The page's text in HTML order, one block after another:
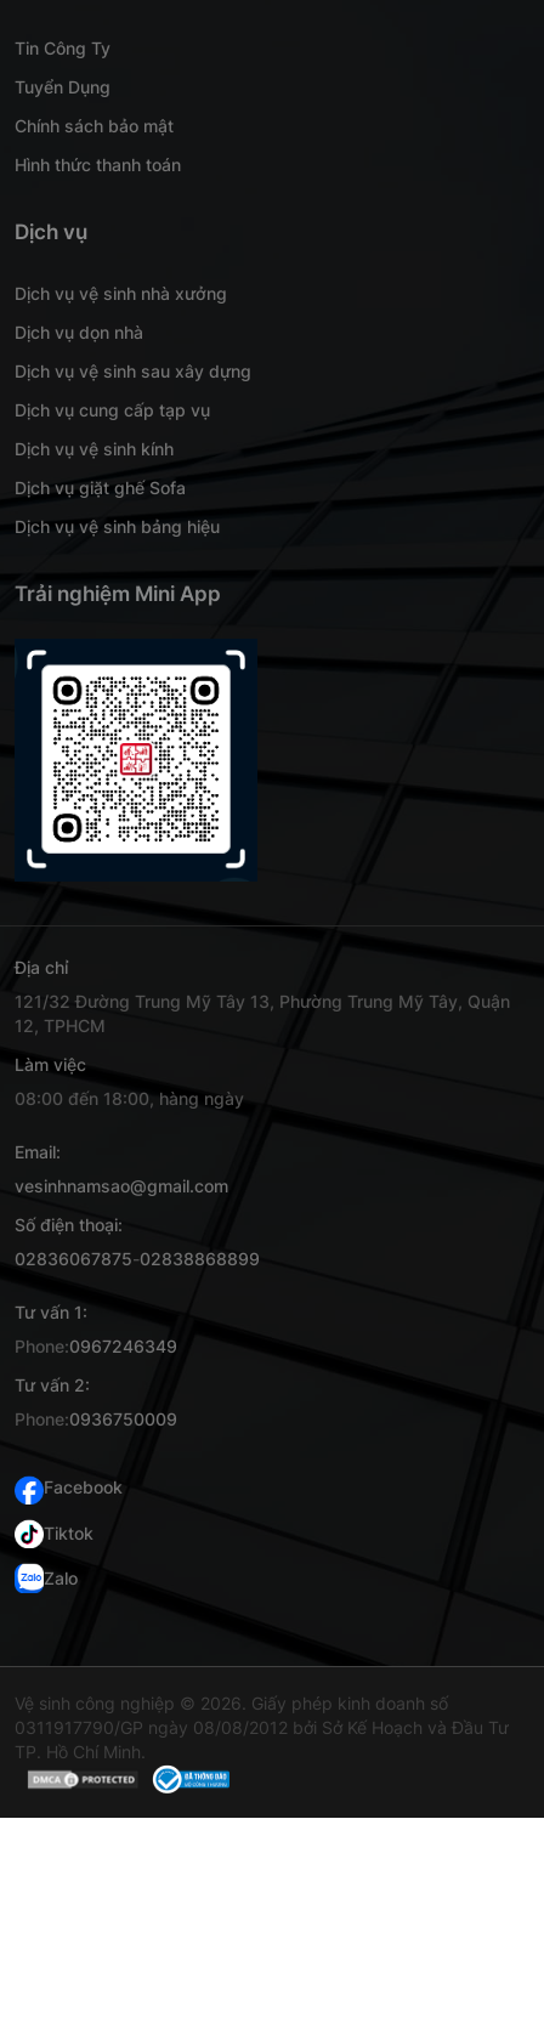
Tin Công Ty
Tuyển Dụng
Chính sách bảo mật
Hình thức thanh toán
Dịch vụ
Dịch vụ vệ sinh nhà xưởng
Dịch vụ dọn nhà
Dịch vụ vệ sinh sau xây dựng
Dịch vụ cung cấp tạp vụ
Dịch vụ vệ sinh kính
Dịch vụ giặt ghế Sofa
Dịch vụ vệ sinh bảng hiệu
Trải nghiệm Mini App
Địa chỉ
121/32 Đường Trung Mỹ Tây 13, Phường Trung Mỹ Tây, Quận
12, TPHCM
Làm việc
08:00 đến 18:00, hàng ngày
Email:
vesinhnamsao@gmail.com
Số điện thoại:
02836067875-02838868899
Tư vấn 1:
Phone:0967246349
Tư vấn 2:
Phone:0936750009
Facebook
Tiktok
Zalo
Vệ sinh công nghiệp © 2026. Giấy phép kinh doanh số
0311917790/GP ngày 08/08/2012 bởi Sở Kế Hoạch và Đầu Tư
TP. Hồ Chí Minh.